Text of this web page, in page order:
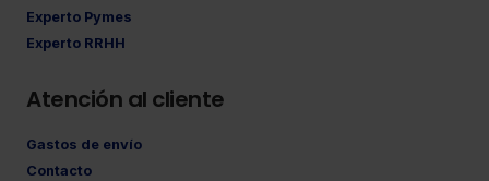
Experto Pymes
Experto RRHH
Atención al cliente
Gastos de envío
Contacto